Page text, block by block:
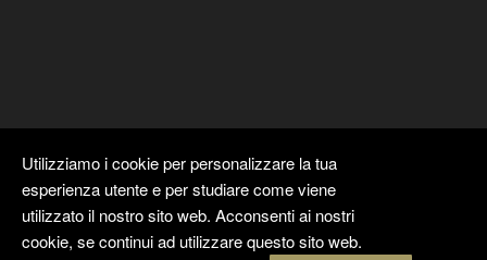
Utilizziamo i cookie per personalizzare la tua
esperienza utente e per studiare come viene
utilizzato il nostro sito web. Acconsenti ai nostri
cookie, se continui ad utilizzare questo sito web.